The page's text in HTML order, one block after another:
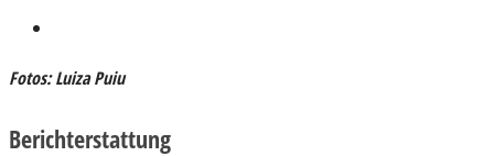
Fotos: Luiza Puiu
Berichterstattung